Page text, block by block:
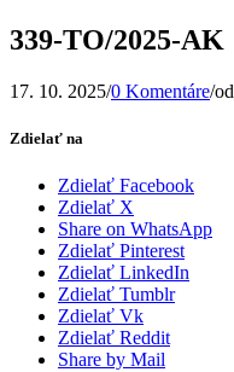
339-TO/2025-AK
17. 10. 2025/0 Komentáre/od
Zdielať na
Zdielať Facebook
Zdielať X
Share on WhatsApp
Zdielať Pinterest
Zdielať LinkedIn
Zdielať Tumblr
Zdielať Vk
Zdielať Reddit
Share by Mail